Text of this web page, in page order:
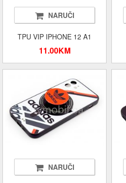
NARUČI
TPU VIP IPHONE 12 A1
11.00KM
NARUČI